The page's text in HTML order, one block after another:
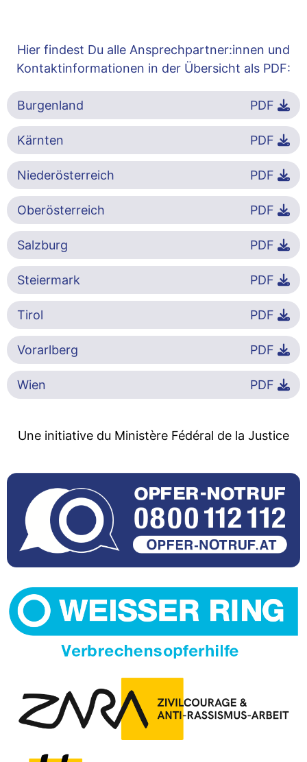
Hier findest Du alle Ansprechpartner:innen und
Kontaktinformationen in der Übersicht als PDF:
Burgenland PDF
Kärnten PDF
Niederösterreich PDF
Oberösterreich PDF
Salzburg PDF
Steiermark PDF
Tirol PDF
Vorarlberg PDF
Wien PDF
Une initiative du Ministère Fédéral de la Justice